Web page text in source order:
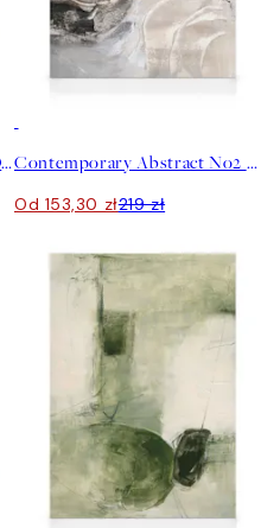
Contemporary Abstract No1 Obraz na płótnie Contemporary Abstract No2 Obraz na płótnie
Od 153,30 zł219 zł